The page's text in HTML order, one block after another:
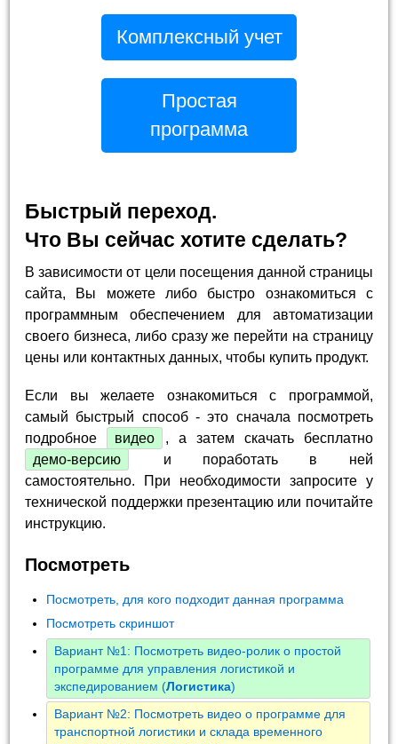
Комплексный учет
Простая
программа
Быстрый переход.
Что Вы сейчас хотите сделать?
В зависимости от цели посещения данной страницы
сайта, Вы можете либо быстро ознакомиться с
программным обеспечением для автоматизации
своего бизнеса, либо сразу же перейти на страницу
цены или контактных данных, чтобы купить продукт.
Если вы желаете ознакомиться с программой,
самый быстрый способ - это сначала посмотреть
подробное
видео
, а затем скачать бесплатно
демо-версию
и поработать в ней
самостоятельно. При необходимости запросите у
технической поддержки презентацию или почитайте
инструкцию.
Посмотреть
Посмотреть, для кого подходит данная программа
Посмотреть скриншот
Вариант №1: Посмотреть видео-ролик о простой
программе для управления логистикой и
экспедированием (Логистика)
Вариант №2: Посмотреть видео о программе для
транспортной логистики и склада временного